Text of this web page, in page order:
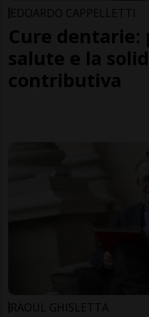
EDOARDO CAPPELLETTI
Cure
salute e la
contributiva
RAOUL GHISLETTA